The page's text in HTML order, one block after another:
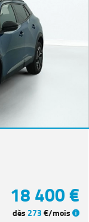
18 400 €
dès 273€/mois